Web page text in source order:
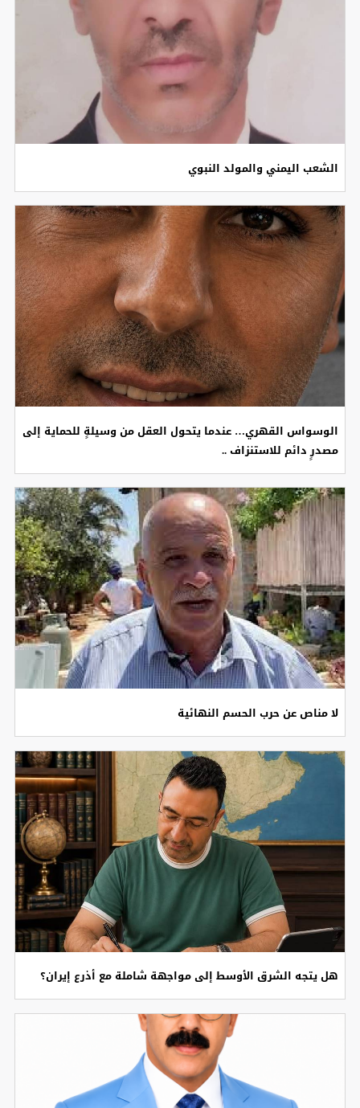
الشعب اليمني والمولد النبوي
الوسواس القهري… عندما يتحول العقل من وسيلةٍ للحماية إلى
مصدرٍ دائم للاستنزاف ..
لا مناص عن حرب الحسم النهائية
هل يتجه الشرق الأوسط إلى مواجهة شاملة مع أذرع إيران؟